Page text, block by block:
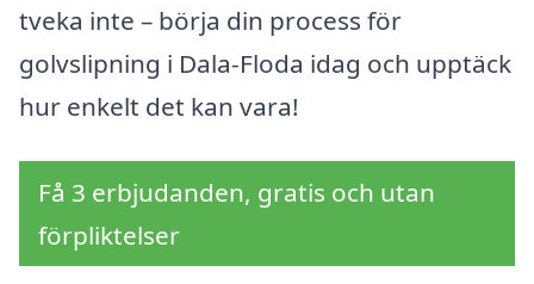
tveka inte – börja din process för
golvslipning i Dala-Floda idag och upptäck
hur enkelt det kan vara!
Få 3 erbjudanden, gratis och utan
förpliktelser